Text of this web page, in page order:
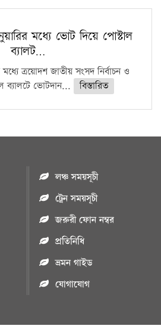
মধ্যে ভোট দিয়ে পোস্টাল
ব্যালট…
ত্রয়োদশ জাতীয় সংসদ নির্বাচন ও
ব্যালটে ভোটদান...
বিস্তারিত
লঞ্চ সময়সূচী
ট্রেন সময়সূচী
জরুরী ফোন নম্বর
প্রতিনিধি
ভ্রমন গাইড
যোগাযোগ